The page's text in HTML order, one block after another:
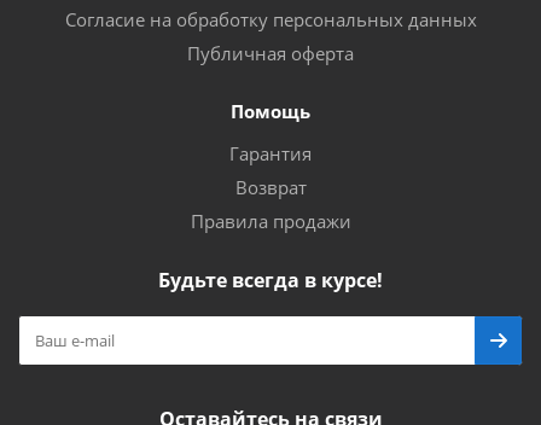
Согласие на обработку персональных данных
Публичная оферта
Помощь
Гарантия
Возврат
Правила продажи
Будьте всегда в курсе!
Оставайтесь на связи